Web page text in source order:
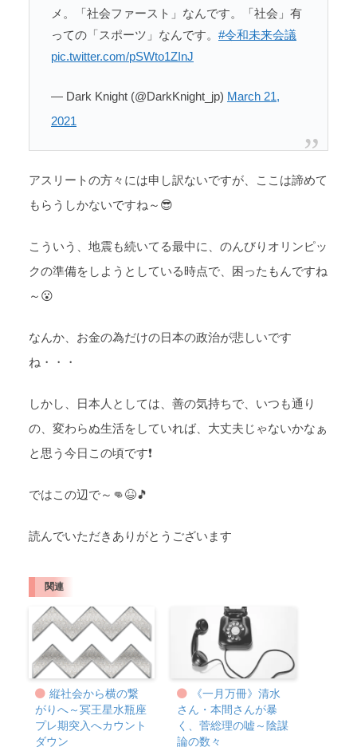
メ。「社会ファースト」なんです。「社会」有
っての「スポーツ」なんです。 #令和未来会議
pic.twitter.com/pSWto1ZInJ
— Dark Knight (@DarkKnight_jp) March 21,
2021
アスリートの方々には申し訳ないですが、ここは諦めて
もらうしかないですね～😎
こういう、地震も続いてる最中に、のんびりオリンピッ
クの準備をしようとしている時点で、困ったもんですね
～😮
なんか、お金の為だけの日本の政治が悲しいです
ね・・・
しかし、日本人としては、善の気持ちで、いつも通り
の、変わらぬ生活をしていれば、大丈夫じゃないかなぁ
と思う今日この頃です❗
ではこの辺で～👊😆🎵
読んでいただきありがとうございます
関連
縦社会から横の繋
がりへ～冥王星水瓶座
プレ期突入へカウント
ダウン
《一月万冊》清水
さん・本間さんが暴
く、菅総理の嘘～陰謀
論の数々